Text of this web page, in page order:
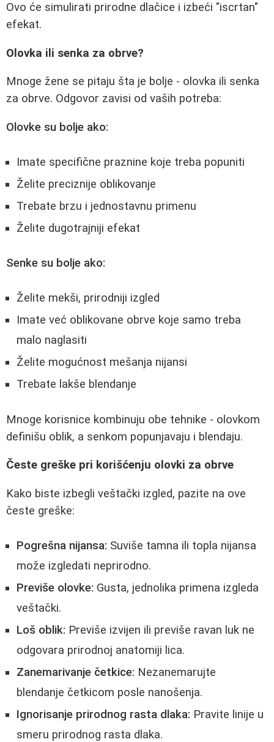
Ovo će simulirati prirodne dlačice i izbeći "iscrtan"
efekat.
Olovka ili senka za obrve?
Mnoge žene se pitaju šta je bolje - olovka ili senka
za obrve. Odgovor zavisi od vaših potreba:
Olovke su bolje ako:
Imate specifične praznine koje treba popuniti
Želite preciznije oblikovanje
Trebate brzu i jednostavnu primenu
Želite dugotrajniji efekat
Senke su bolje ako:
Želite mekši, prirodniji izgled
Imate već oblikovane obrve koje samo treba
malo naglasiti
Želite mogućnost mešanja nijansi
Trebate lakše blendanje
Mnoge korisnice kombinuju obe tehnike - olovkom
definišu oblik, a senkom popunjavaju i blendaju.
Česte greške pri korišćenju olovki za obrve
Kako biste izbegli veštački izgled, pazite na ove
česte greške:
Pogrešna nijansa: Suviše tamna ili topla nijansa
može izgledati neprirodno.
Previše olovke: Gusta, jednolika primena izgleda
veštački.
Loš oblik: Previše izvijen ili previše ravan luk ne
odgovara prirodnoj anatomiji lica.
Zanemarivanje četkice: Nezanemarujte
blendanje četkicom posle nanošenja.
Ignorisanje prirodnog rasta dlaka: Pravite linije u
smeru prirodnog rasta dlaka.